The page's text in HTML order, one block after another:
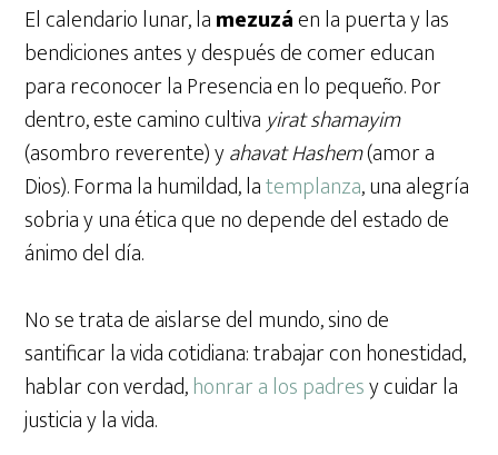
El calendario lunar, lamezuzáen la puerta y las
bendiciones antes y después de comer educan
para reconocer la Presencia en lo pequeño. Por
dentro, este camino cultivayirat shamayim
(asombro reverente) yahavat Hashem(amor a
Dios). Forma la humildad, latemplanza, una alegría
sobria y una ética que no depende del estado de
ánimo del día.
No se trata de aislarse del mundo, sino de
santificar la vida cotidiana: trabajar con honestidad,
hablar con verdad,honrar a los padresy cuidar la
justicia y la vida.